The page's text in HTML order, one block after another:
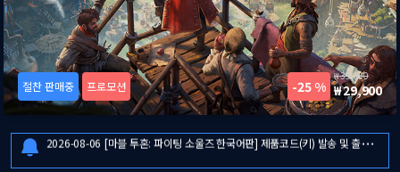
절찬 판매중 프로모션 25 %
39,900
29,900
2026-08-06 일부 금융기관 점검으로 인한 결제 시스템 이용 제한 안내
2026-08-06 [마블 투혼: 파이팅 소울즈 한국어판] 제품코드(키) 발송 및 출시 안내
2026-08-06 [드래곤즈 도그마 2: 다크 어리즌 한국어판] 예약판매 안내